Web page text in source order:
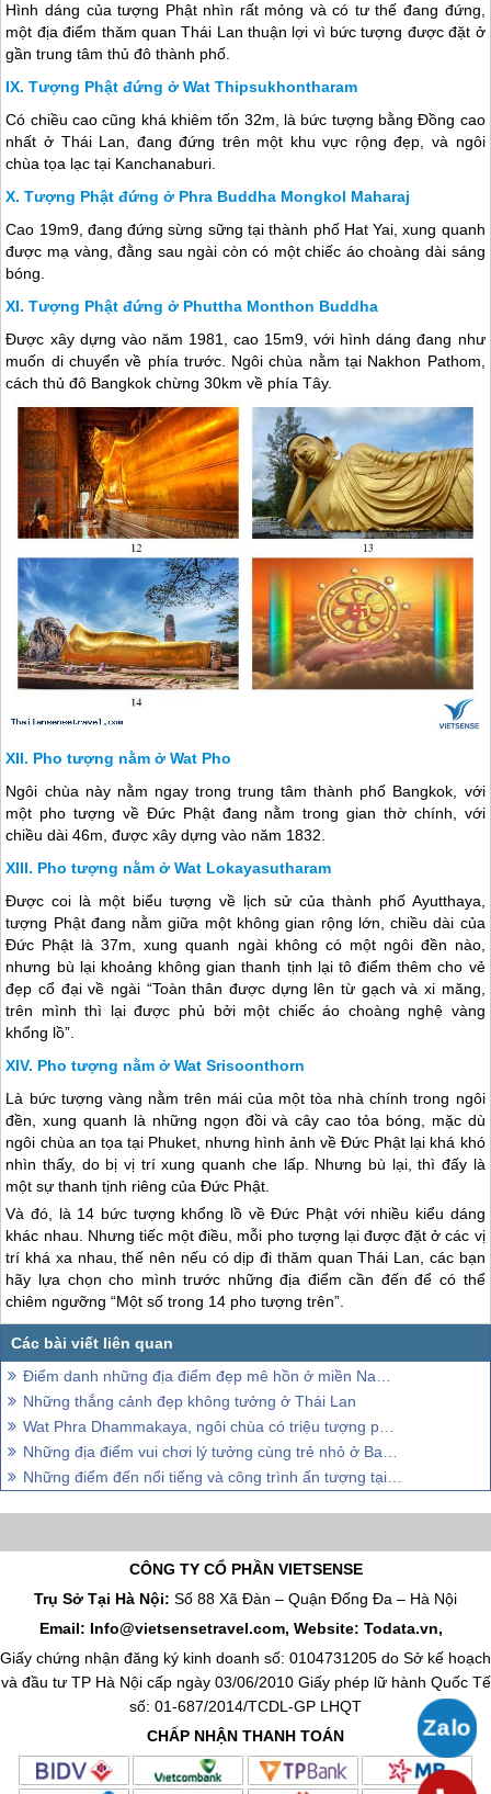
Hình dáng của tượng Phật nhìn rất mỏng và có tư thế đang đứng,
một địa điểm thăm quanThái Lan thuận lợi vì bức tượng được đặt ở
gần trung tâm thủ đô thành phố.
Tượng Phật đứng ở Wat Thipsukhontharam
Có chiều cao cũng khá khiêm tốn 32m, là bức tượng bằng Đồng cao
nhất ở Thái Lan , đang đứng trên một khu vực rộng đẹp, và ngôi
chùa tọa lạc tại Kanchanaburi.
Tượng Phật đứng ở Phra Buddha Mongkol Maharaj
Cao 19m9, đang đứng sừng sững tại thành phố Hat Yai, xung quanh
được mạ vàng, đằng sau ngài còn có một chiếc áo choàng dài sáng
bóng.
Tượng Phật đứng ở Phuttha Monthon Buddha
Được xây dựng vào năm 1981, cao 15m9, với hình dáng đang như
muốn di chuyển về phía trước. Ngôi chùa nằm tại Nakhon Pathom,
cách thủ đô Bangkok chừng 30km về phía Tây.
Pho tượng nằm ở Wat Pho
Ngôi chùa này nằm ngay trong trung tâm thành phố Bangkok, với
một pho tượng về Đức Phật đang nằm trong gian thờ chính, với
chiều dài 46m, được xây dựng vào năm 1832.
Pho tượng nằm ở Wat Lokayasutharam
Được coi là một biểu tượng về lịch sử của thành phố Ayutthaya,
tượng Phật đang nằm giữa một không gian rộng lớn, chiều dài của
Đức Phật là 37m, xung quanh ngài không có một ngôi đền nào,
nhưng bù lại khoảng không gian thanh tịnh lại tô điểm thêm cho vẻ
đẹp cổ đại về ngài “Toàn thân được dựng lên từ gạch và xi măng,
trên mình thì lại được phủ bởi một chiếc áo choàng nghệ vàng
khổng lồ”.
Pho tượng nằm ở Wat Srisoonthorn
Là bức tượng vàng nằm trên mái của một tòa nhà chính trong ngôi
đền, xung quanh là những ngọn đồi và cây cao tỏa bóng, mặc dù
ngôi chùa an tọa tại Phuket, nhưng hình ảnh về Đức Phật lại khá khó
nhìn thấy, do bị vị trí xung quanh che lấp. Nhưng bù lại, thì đấy là
một sự thanh tịnh riêng của Đức Phật.
Và đó, là 14 bức tượng khổng lồ về Đức Phật với nhiều kiểu dáng
khác nhau. Nhưng tiếc một điều, mỗi pho tượng lại được đặt ở các vị
trí khá xa nhau, thế nên nếu có dịp đi thăm quanThái Lan, các bạn
hãy lựa chọn cho mình trước những địa điểm cần đến để có thể
chiêm ngưỡng “Một số trong 14 pho tượng trên”.
Điểm danh những địa điểm đẹp mê hồn ở miền Nam Thái Lan
Những thắng cảnh đẹp không tưởng ở Thái Lan
Wat Phra Dhammakaya, ngôi chùa có triệu tượng phật ở Thái Lan
Những địa điểm vui chơi lý tưởng cùng trẻ nhỏ ở Bangkok
Những điểm đến nổi tiếng và công trình ấn tượng tại Thái Lan
CÔNG TY CỔ PHẦN VIETSENSE
Trụ Sở Tại Hà Nội: Số 88 Xã Đàn – Quận Đống Đa – Hà Nội
Email: Info@vietsensetravel.com, Website: Todata.vn,
Giấy chứng nhận đăng ký kinh doanh số: 0104731205 do Sở kế hoạch
và đầu tư TP Hà Nội cấp ngày 03/06/2010 Giấy phép lữ hành Quốc Tế
số: 01-687/2014/TCDL-GP LHQT
CHẤP NHẬN THANH TOÁN